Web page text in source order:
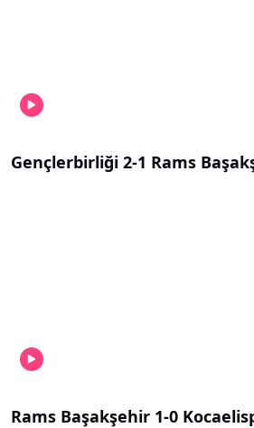
Gençlerbirliği 2-1 Rams
Rams Başakşehir 1-0